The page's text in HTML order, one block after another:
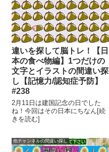
違いを探して脳トレ！【日
本の食べ物編】1つだけの
文字とイラストの間違い探
し【記憶力/認知症予防】
#238
2月11日は建国記念の日でした
ね！今回はその日本にちなん[続
きを読む]
他チャンネルの間違い探し